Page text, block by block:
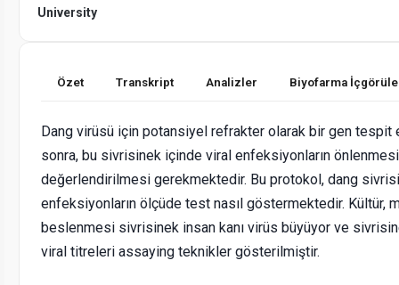
University
Özet Transkript Analizler Biyofarma
Dang virüsü için potansiyel refrakter olarak bir gen tespit
sonra, bu sivrisinek içinde viral enfeksiyonların
değerlendirilmesi gerekmektedir. Bu protokol, dang
enfeksiyonların ölçüde test nasıl göstermektedir. Kültür,
beslenmesi sivrisinek insan kanı virüs büyüyor ve
viral titreleri assaying teknikler gösterilmiştir.